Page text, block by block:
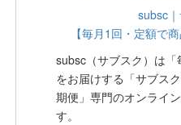
subsc
【毎月1回・定額で
subsc（サブスク）は
をお届けする「サブス
期便」専門のオンライ
す。